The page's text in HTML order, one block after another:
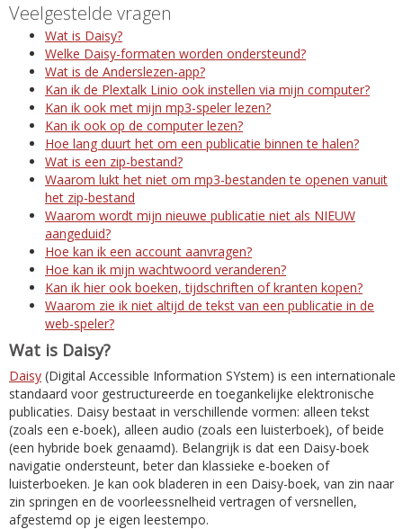
Veelgestelde vragen
Wat is Daisy?
Welke Daisy-formaten worden ondersteund?
Wat is de Anderslezen-app?
Kan ik de Plextalk Linio ook instellen via mijn computer?
Kan ik ook met mijn mp3-speler lezen?
Kan ik ook op de computer lezen?
Hoe lang duurt het om een publicatie binnen te halen?
Wat is een zip-bestand?
Waarom lukt het niet om mp3-bestanden te openen vanuit
het zip-bestand
Waarom wordt mijn nieuwe publicatie niet als NIEUW
aangeduid?
Hoe kan ik een account aanvragen?
Hoe kan ik mijn wachtwoord veranderen?
Kan ik hier ook boeken, tijdschriften of kranten kopen?
Waarom zie ik niet altijd de tekst van een publicatie in de
web-speler?
Wat is Daisy?
Daisy (Digital Accessible Information SYstem) is een internationale
standaard voor gestructureerde en toegankelijke elektronische
publicaties. Daisy bestaat in verschillende vormen: alleen tekst
(zoals een e-boek), alleen audio (zoals een luisterboek), of beide
(een hybride boek genaamd). Belangrijk is dat een Daisy-boek
navigatie ondersteunt, beter dan klassieke e-boeken of
luisterboeken. Je kan ook bladeren in een Daisy-boek, van zin naar
zin springen en de voorleessnelheid vertragen of versnellen,
afgestemd op je eigen leestempo.